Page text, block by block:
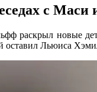
с
раскрыл новые
Льюиса